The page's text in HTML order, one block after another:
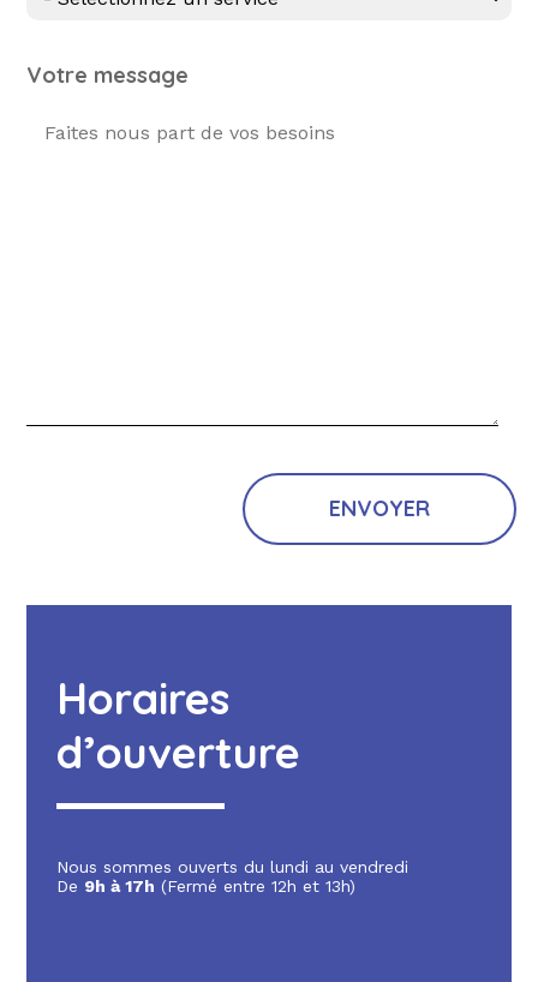
Votre message
Horaires
d’ouverture
Nous sommes ouverts du lundi au vendredi
De 9h à 17h (Fermé entre 12h et 13h)